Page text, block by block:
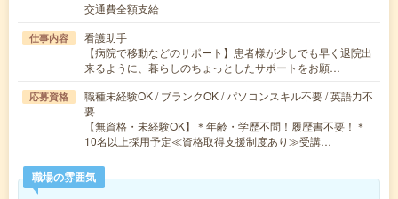
交通費全額支給
仕事内容
看護助手
【病院で移動などのサポート】患者様が少しでも早く退院出
来るように、暮らしのちょっとしたサポートをお願…
応募資格
職種未経験OK / ブランクOK / パソコンスキル不要 / 英語力不
要
【無資格・未経験OK】＊年齢・学歴不問！履歴書不要！＊
10名以上採用予定≪資格取得支援制度あり≫受講…
職場の雰囲気